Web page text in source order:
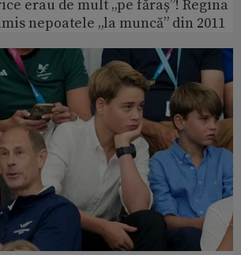
erau de mult „pe făraș”! Regina
nepoatele „la muncă” din 2011